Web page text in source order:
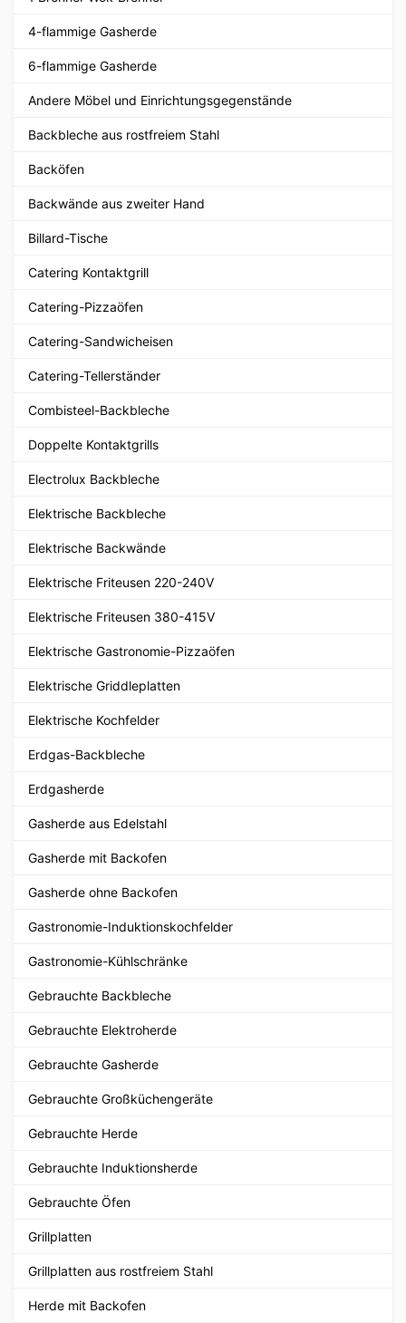
4-flammige Gasherde
6-flammige Gasherde
Andere Möbel und Einrichtungsgegenstände
Backbleche aus rostfreiem Stahl
Backöfen
Backwände aus zweiter Hand
Billard-Tische
Catering Kontaktgrill
Catering-Pizzaöfen
Catering-Sandwicheisen
Catering-Tellerständer
Combisteel-Backbleche
Doppelte Kontaktgrills
Electrolux Backbleche
Elektrische Backbleche
Elektrische Backwände
Elektrische Friteusen 220-240V
Elektrische Friteusen 380-415V
Elektrische Gastronomie-Pizzaöfen
Elektrische Griddleplatten
Elektrische Kochfelder
Erdgas-Backbleche
Erdgasherde
Gasherde aus Edelstahl
Gasherde mit Backofen
Gasherde ohne Backofen
Gastronomie-Induktionskochfelder
Gastronomie-Kühlschränke
Gebrauchte Backbleche
Gebrauchte Elektroherde
Gebrauchte Gasherde
Gebrauchte Großküchengeräte
Gebrauchte Herde
Gebrauchte Induktionsherde
Gebrauchte Öfen
Grillplatten
Grillplatten aus rostfreiem Stahl
Herde mit Backofen